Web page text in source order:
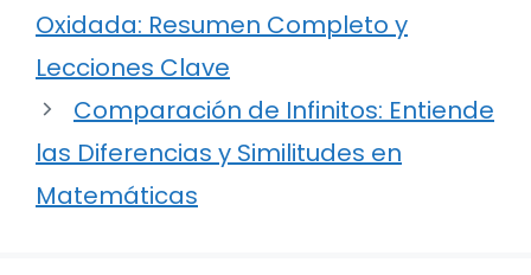
Oxidada: Resumen Completo y
Lecciones Clave
Comparación de Infinitos: Entiende
las Diferencias y Similitudes en
Matemáticas